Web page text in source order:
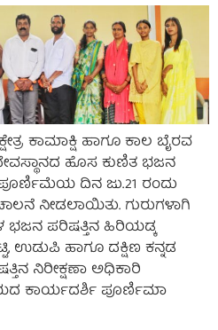
ಕಾಮಾಕ್ಷಿ ಹಾಗೂ ಕಾಲ ಬೈರವ
ಹೊಸ ಕುಣಿತ ಭಜನ
ದಿನ ಜು.21 ರಂದು
ನೀಡಲಾಯಿತು. ಗುರುಗಳಾಗಿ
ಪರಿಷತ್ತಿನ ಹಿರಿಯಡ್ಕ
ಉಡುಪಿ ಹಾಗೂ ದಕ್ಷಿಣ ಕನ್ನಡ
ನಿರೀಕ್ಷಣಾ ಅಧಿಕಾರಿ
ಕಾರ್ಯದರ್ಶಿ ಪೂರ್ಣಿಮಾ